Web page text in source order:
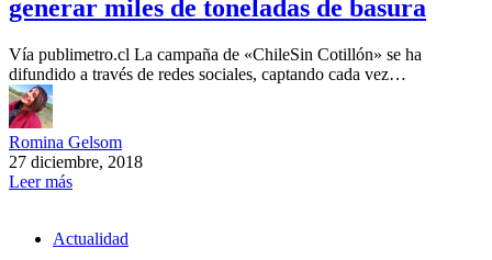
generar miles de toneladas de basura
Vía publimetro.cl La campaña de «ChileSin Cotillón» se ha
difundido a través de redes sociales, captando cada vez…
Romina Gelsom
27 diciembre, 2018
Leer más
Actualidad